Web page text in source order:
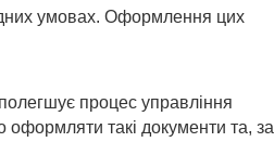
умовах. Оформлення цих
процес управління
такі документи та, за